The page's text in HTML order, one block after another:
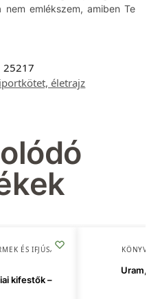
emlékszem, amiben Te
25217
életrajz
ÉS IFJÚSÁG,
kifestők –
KÖNYV